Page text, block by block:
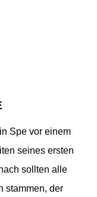
Spe vor einem
seines ersten
sollten alle
stammen, der